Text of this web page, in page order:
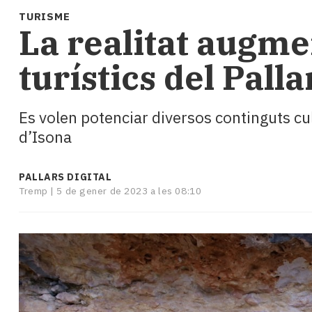
i
Cultura
Esports
Mai
tant!
i
mitjans
temps
Reportatges
A
escena!
Dis
la
teva!
TURISME
La realitat
turístics del
Es volen potenciar diversos continguts
d’Isona
PALLARS DIGITAL
Tremp | 5 de gener de 2023 a les 08:10